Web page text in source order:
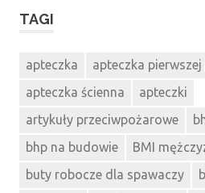
TAGI
apteczka
apteczka
apteczka ścienna
apteczki
artykuły przeciwpożarowe
bhp na budowie
BMI
buty robocze dla spawaczy